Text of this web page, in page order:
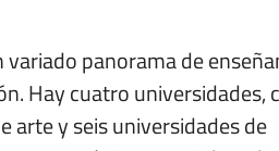
variado panorama de
Hay cuatro universidades,
arte y seis universidades de